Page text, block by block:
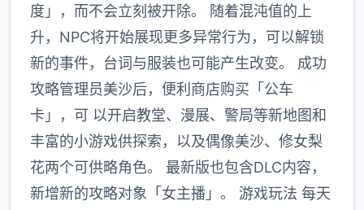
度」，而不会立刻被开除。 随着混沌值的上
升，NPC将开始展现更多异常行为，可以解锁
新的事件，台词与服装也可能产生改变。 成功
攻略管理员美沙后，便利商店购买「公车
卡」，可 以开启教堂、漫展、警局等新地图和
丰富的小游戏供探索，以及偶像美沙、修女梨
花两个可供略角色。 最新版也包含DLC内容，
新增新的攻略对象「女主播」。 游戏玩法 每天